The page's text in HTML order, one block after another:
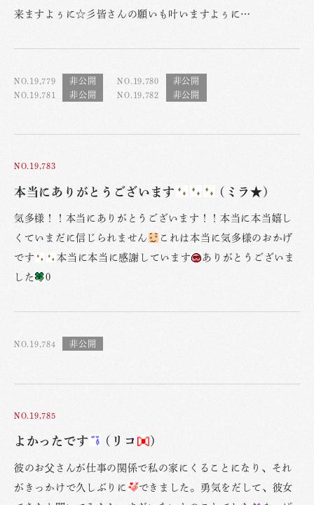
来ますよぅに☆彡皆さんの願いも叶いますよぅに…
NO.19,779
NO.19,780
NO.19,781
NO.19,782
NO.19,783
本当にありがとうございます (ミラ★)
気多様！！本当にありがとうございます！！本当に本当嬉し
くていまだに信じられません
これは本当に気多様のおかげ
です
本当に本当に感謝しています
ありがとうございま
した
0
NO.19,784
NO.19,785
よかったです (リコ )
彼のお父さんが仕事の関係で私の家にくることになり、それ
がきっかけで久しぶりに
できました。勇気をだして、彼女